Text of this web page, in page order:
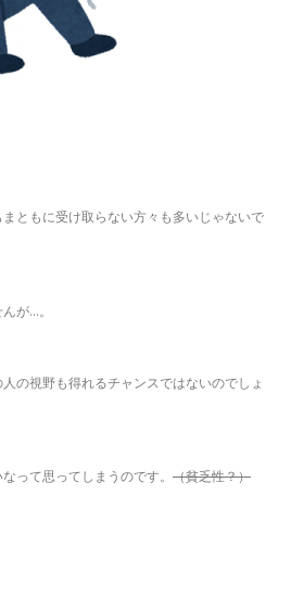
ともに受け取らない方々も多いじゃないで
が…。
の視野も得れるチャンスではないのでしょ
って思ってしまうのです。 （貧乏性？）